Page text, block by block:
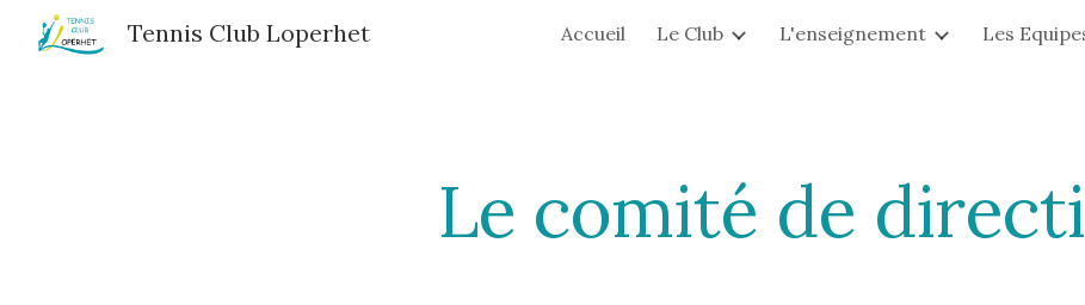
Skip to main content Skip to
Tennis Club Loperhet Accueil Le Club L'enseignement Les
Le comité de